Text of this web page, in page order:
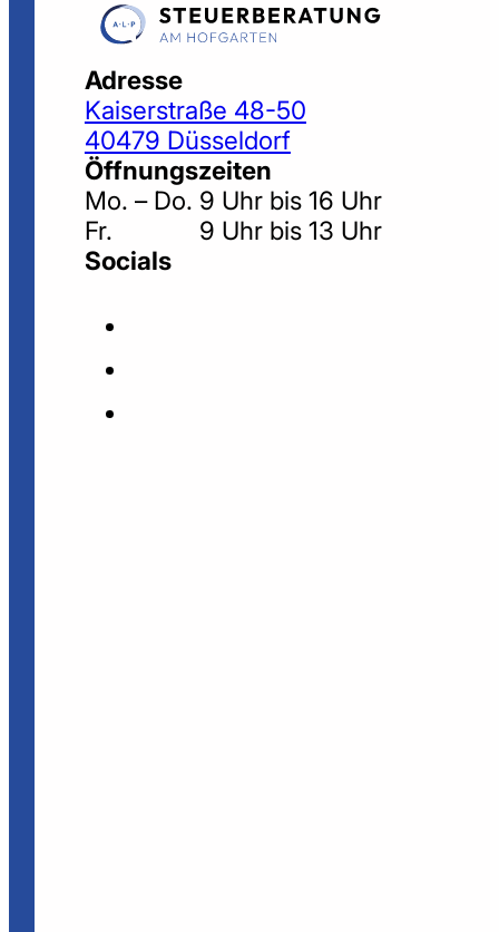
Adresse
Kaiserstraße 48-50
40479 Düsseldorf
Öffnungszeiten
Mo. – Do. 9 Uhr bis 16 Uhr
Fr. 9 Uhr bis 13 Uhr
Socials